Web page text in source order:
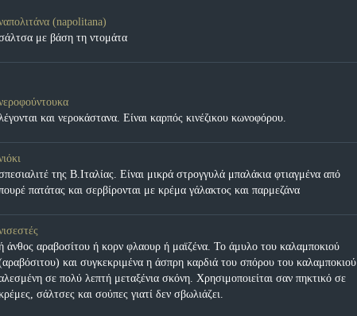
(napolitana)
με βάση τη ντομάτα
και νεροκάστανα. Είναι καρπός κινέζικου κωνοφόρου.
της Β.Ιταλίας. Είναι μικρά στρογγυλά μπαλάκια φτιαγμένα από
πατάτας και σερβίρονται με κρέμα γάλακτος και παρμεζάνα
άνθος αραβοσίτου ή κορν φλαουρ ή μαϊζένα. Το άμυλο του καλαμποκιού
και συγκεκριμένα η άσπρη καρδιά του σπόρου του καλαμποκιού
σε πολύ λεπτή μεταξένια σκόνη. Χρησιμοποιείται σαν πηκτικό σε
σάλτσες και σούπες γιατί δεν σβωλιάζει.